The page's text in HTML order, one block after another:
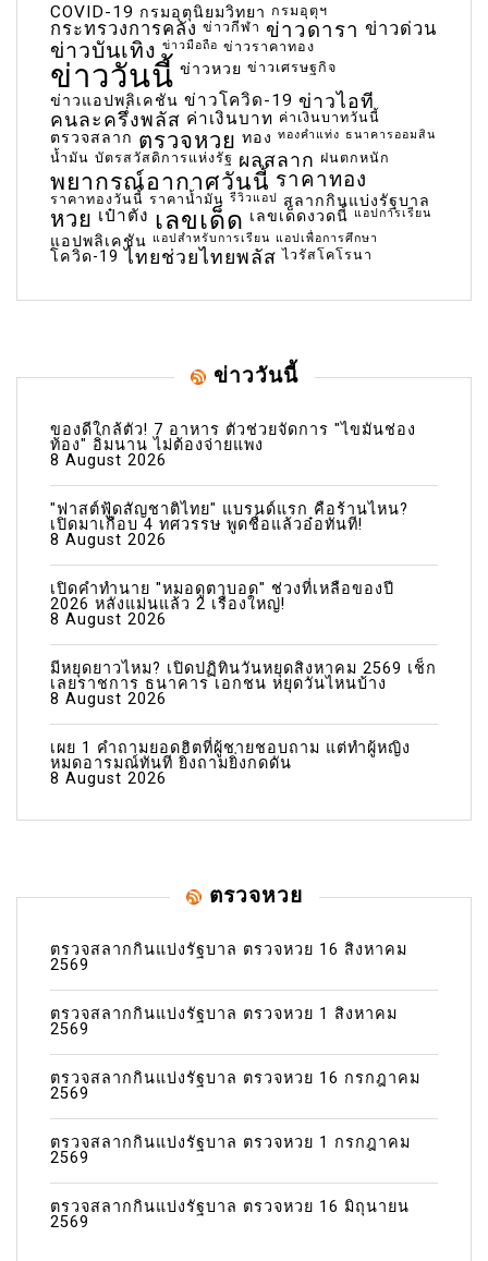
COVID-19 กรมอุตุนิยมวิทยา กรมอุตุฯ
กระทรวงการคลัง ข่าวกีฬา ข่าวดารา ข่าวด่วน
ข่าวบันเทิง ข่าวมือถือ ข่าวราคาทอง
ข่าววันนี้ ข่าวหวย ข่าวเศรษฐกิจ
ข่าวแอปพลิเคชัน ข่าวโควิด-19 ข่าวไอที
คนละครึ่งพลัส ค่าเงินบาท ค่าเงินบาทวันนี้
ตรวจสลาก ตรวจหวย ทอง ทองคำแท่ง ธนาคารออมสิน
น้ำมัน บัตรสวัสดิการแห่งรัฐ ผลสลาก ฝนตกหนัก
พยากรณ์อากาศวันนี้ ราคาทอง
ราคาทองวันนี้ ราคาน้ำมัน รีวิวแอป สลากกินแบ่งรัฐบาล
หวย เป๋าตัง เลขเด็ด เลขเด็ดงวดนี้ แอปการเรียน
แอปพลิเคชัน แอปสำหรับการเรียน แอปเพื่อการศึกษา
โควิด-19 ไทยช่วยไทยพลัส ไวรัสโคโรนา
ข่าววันนี้
ของดีใกล้ตัว! 7 อาหาร ตัวช่วยจัดการ "ไขมันช่อง
ท้อง" อิ่มนาน ไม่ต้องจ่ายแพง
8 August 2026
"ฟาสต์ฟู้ดสัญชาติไทย" แบรนด์แรก คือร้านไหน?
เปิดมาเกือบ 4 ทศวรรษ พูดชื่อแล้วอ๋อทันที!
8 August 2026
เปิดคำทำนาย "หมอดูตาบอด" ช่วงที่เหลือของปี
2026 หลังแม่นแล้ว 2 เรื่องใหญ่!
8 August 2026
มีหยุดยาวไหม? เปิดปฏิทินวันหยุดสิงหาคม 2569 เช็ก
เลยราชการ ธนาคาร เอกชน หยุดวันไหนบ้าง
8 August 2026
เผย 1 คำถามยอดฮิตที่ผู้ชายชอบถาม แต่ทำผู้หญิง
หมดอารมณ์ทันที ยิ่งถามยิ่งกดดัน
8 August 2026
ตรวจหวย
ตรวจสลากกินแบ่งรัฐบาล ตรวจหวย 16 สิงหาคม
2569
ตรวจสลากกินแบ่งรัฐบาล ตรวจหวย 1 สิงหาคม
2569
ตรวจสลากกินแบ่งรัฐบาล ตรวจหวย 16 กรกฎาคม
2569
ตรวจสลากกินแบ่งรัฐบาล ตรวจหวย 1 กรกฎาคม
2569
ตรวจสลากกินแบ่งรัฐบาล ตรวจหวย 16 มิถุนายน
2569